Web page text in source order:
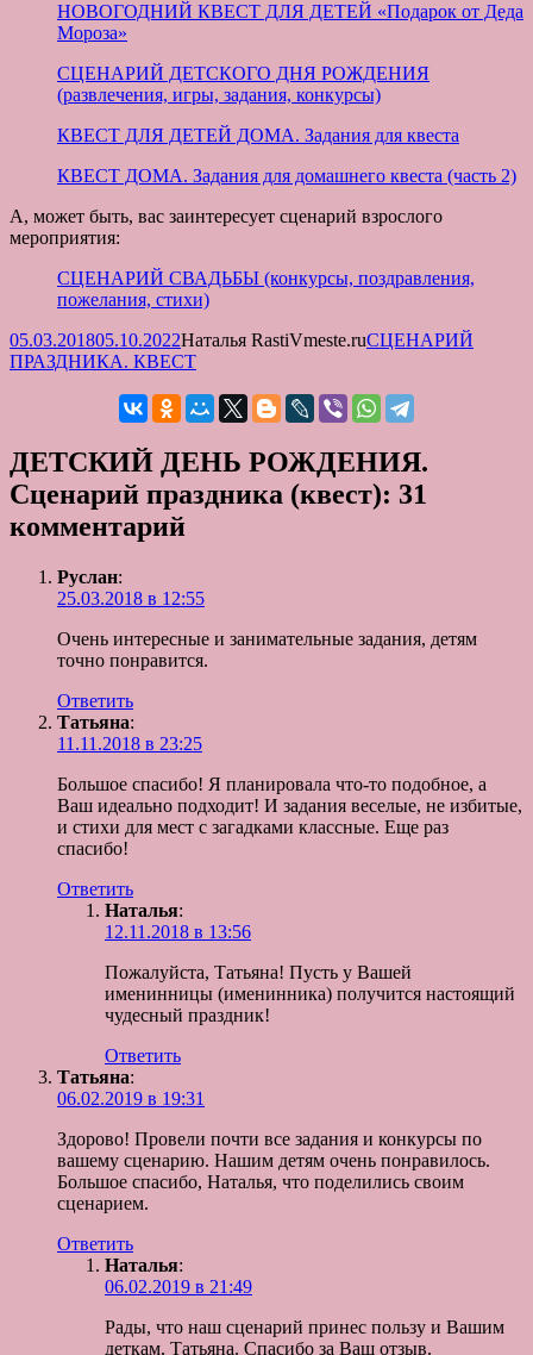
НОВОГОДНИЙ КВЕСТ ДЛЯ ДЕТЕЙ «Подарок от Деда
Мороза»
СЦЕНАРИЙ ДЕТСКОГО ДНЯ РОЖДЕНИЯ
(развлечения, игры, задания, конкурсы)
КВЕСТ ДЛЯ ДЕТЕЙ ДОМА. Задания для квеста
КВЕСТ ДОМА. Задания для домашнего квеста (часть 2)
А, может быть, вас заинтересует сценарий взрослого
мероприятия:
СЦЕНАРИЙ СВАДЬБЫ (конкурсы, поздравления,
пожелания, стихи)
Опубликовано
05.03.201805.10.2022Автор
Наталья RastiVmeste.ruРубрики
СЦЕНАРИЙ
ПРАЗДНИКА. КВЕСТ
ДЕТСКИЙ ДЕНЬ РОЖДЕНИЯ.
Сценарий праздника (квест): 31
комментарий
Руслан:
25.03.2018 в 12:55
Очень интересные и занимательные задания, детям
точно понравится.
Ответить
Татьяна:
11.11.2018 в 23:25
Большое спасибо! Я планировала что-то подобное, а
Ваш идеально подходит! И задания веселые, не избитые,
и стихи для мест с загадками классные. Еще раз
спасибо!
Ответить
Наталья:
12.11.2018 в 13:56
Пожалуйста, Татьяна! Пусть у Вашей
именинницы (именинника) получится настоящий
чудесный праздник!
Ответить
Татьяна:
06.02.2019 в 19:31
Здорово! Провели почти все задания и конкурсы по
вашему сценарию. Нашим детям очень понравилось.
Большое спасибо, Наталья, что поделились своим
сценарием.
Ответить
Наталья:
06.02.2019 в 21:49
Рады, что наш сценарий принес пользу и Вашим
деткам, Татьяна. Спасибо за Ваш отзыв.